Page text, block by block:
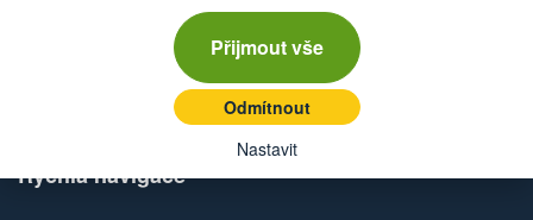
Přijmout vše
Odmítnout
Nastavit
Zobrazit aktuální newsletter
Rychlá navigace